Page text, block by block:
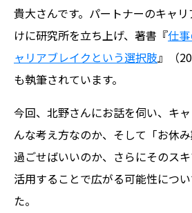
貴大さんです。パートナーのキャ
けに研究所を立ち上げ、著書『仕
ャリアブレイクという選択肢』（
も執筆されています。
今回、北野さんにお話を伺い、キ
んな考え方なのか、そして「お休
過ごせばいいのか、さらにそのス
活用することで広がる可能性につ
た。